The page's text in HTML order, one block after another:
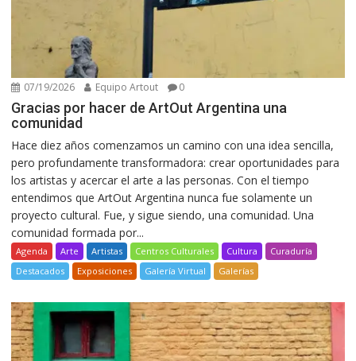
07/19/2026 Equipo Artout 0
Gracias por hacer de ArtOut Argentina una
comunidad
Hace diez años comenzamos un camino con una idea sencilla,
pero profundamente transformadora: crear oportunidades para
los artistas y acercar el arte a las personas. Con el tiempo
entendimos que ArtOut Argentina nunca fue solamente un
proyecto cultural. Fue, y sigue siendo, una comunidad. Una
comunidad formada por...
Agenda Arte Artistas Centros Culturales Cultura
Curaduría
Destacados
Exposiciones Galería Virtual Galerías